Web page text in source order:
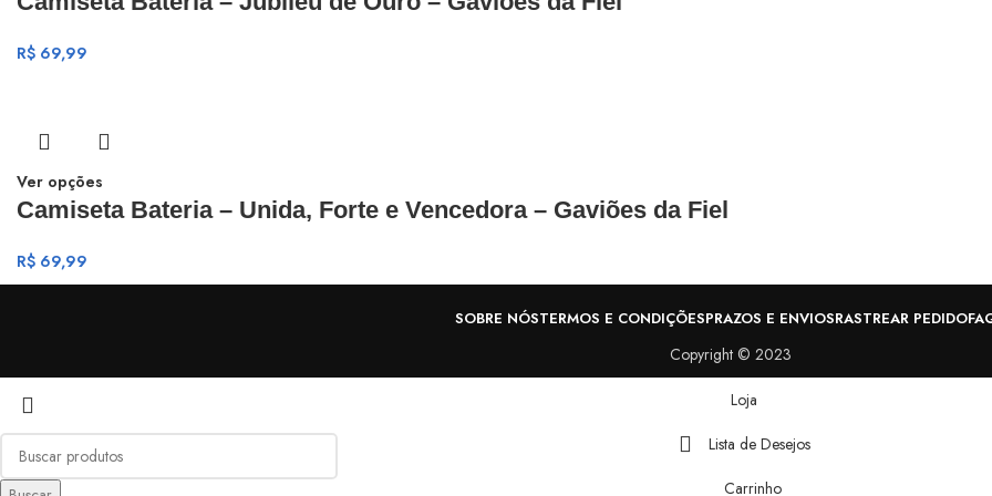
R$ 69,99
Ver opções
Camiseta Bateria – Unida, Forte e Vencedora – Gaviões da Fiel
R$ 69,99
SOBRE NÓSTERMOS E CONDIÇÕESPRAZOS E ENVIOSRASTREAR PEDIDO
Copyright © 2023
Loja
Lista de Desejos
Carrinho